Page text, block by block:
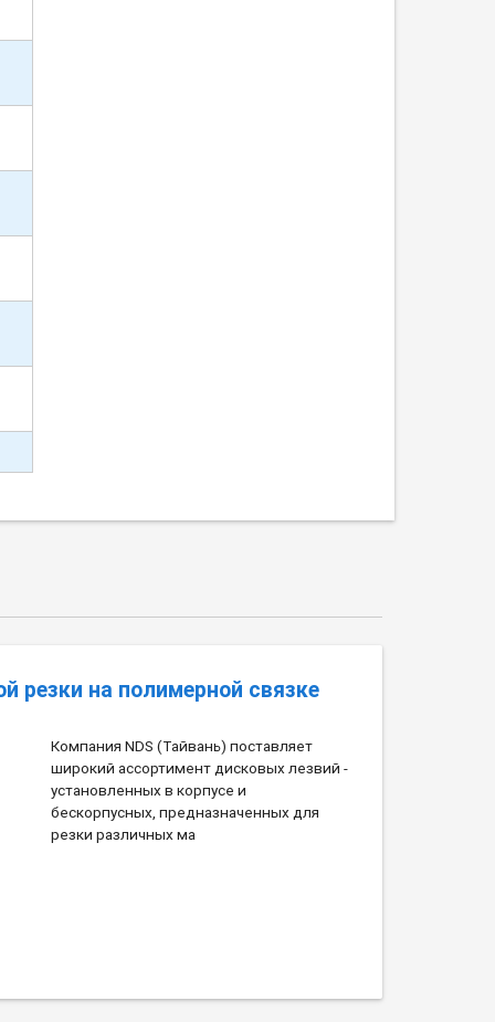
резки на полимерной связке
Компания NDS (Тайвань) поставляет
широкий ассортимент дисковых лезвий -
установленных в корпусе и
бескорпусных, предназначенных для
резки различных ма